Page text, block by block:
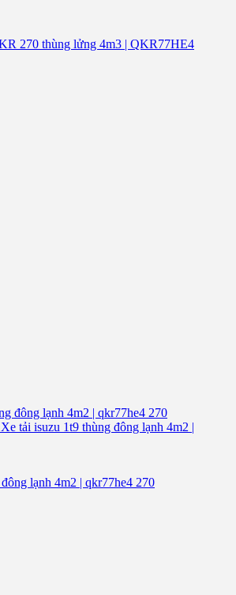
270 thùng lửng 4m3 | QKR77HE4
lạnh 4m2 | qkr77he4 270